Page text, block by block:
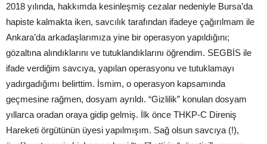
2018 yılında, hakkımda kesinleşmiş cezalar nedeniyle Bursa’da
hapiste kalmakta iken, savcılık tarafından ifadeye çağırılmam ile
Ankara’da arkadaşlarımıza yine bir operasyon yapıldığını;
gözaltına alındıklarını ve tutuklandıklarını öğrendim. SEGBİS ile
ifade verdiğim savcıya, yapılan operasyonu ve tutuklamayı
yadırgadığımı belirttim. İsmim, o operasyon kapsamında
geçmesine rağmen, dosyam ayrıldı. “Gizlilik” konulan dosyam
yıllarca oradan oraya gidip gelmiş. İlk önce THKP-C Direniş
Hareketi örgütünün üyesi yapılmışım. Sağ olsun savcıya (!),